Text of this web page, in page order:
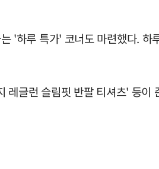
'하루 특가' 코너도 마련했다. 하
글런 슬림핏 반팔 티셔츠' 등이